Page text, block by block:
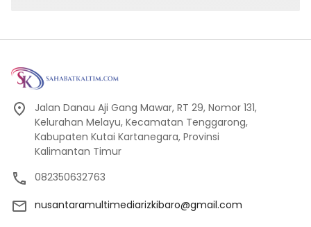
Jalan Danau Aji Gang Mawar, RT 29, Nomor 131,
Kelurahan Melayu, Kecamatan Tenggarong,
Kabupaten Kutai Kartanegara, Provinsi
Kalimantan Timur
082350632763
nusantaramultimediarizkibaro@gmail.com